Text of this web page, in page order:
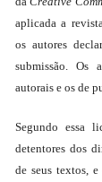
aplicada a
os autores
submissão. Os
autorais e os de
Segundo essa
detentores dos
de seus textos,